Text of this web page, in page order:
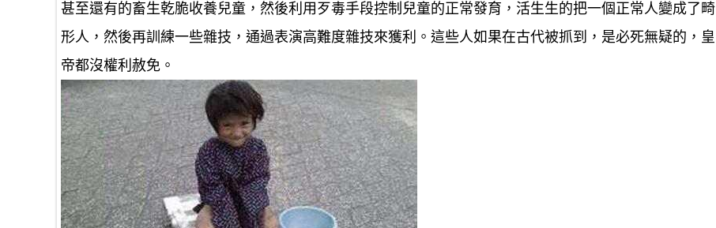
甚至還有的畜生乾脆收養兒童，然後利用歹毒手段控制兒童的正常發育，活生生的把一個正常人變成了畸
形人，然後再訓練一些雜技，通過表演高難度雜技來獲利。這些人如果在古代被抓到，是必死無疑的，皇
帝都沒權利赦免。